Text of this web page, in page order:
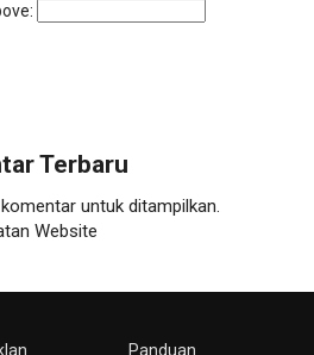
Terbaru
untuk ditampilkan.
Panduan